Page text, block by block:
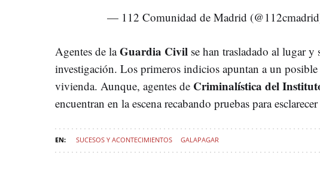
— 112 Comunidad de Madrid
Agentes de laGuardia Civil se han trasladado al lugar y
investigación. Los primeros indicios apuntan a un
vivienda. Aunque, agentes de Criminalística del
encuentran en la escena recabando pruebas para
SUCESOS Y ACONTECIMIENTOS GALAPAGAR